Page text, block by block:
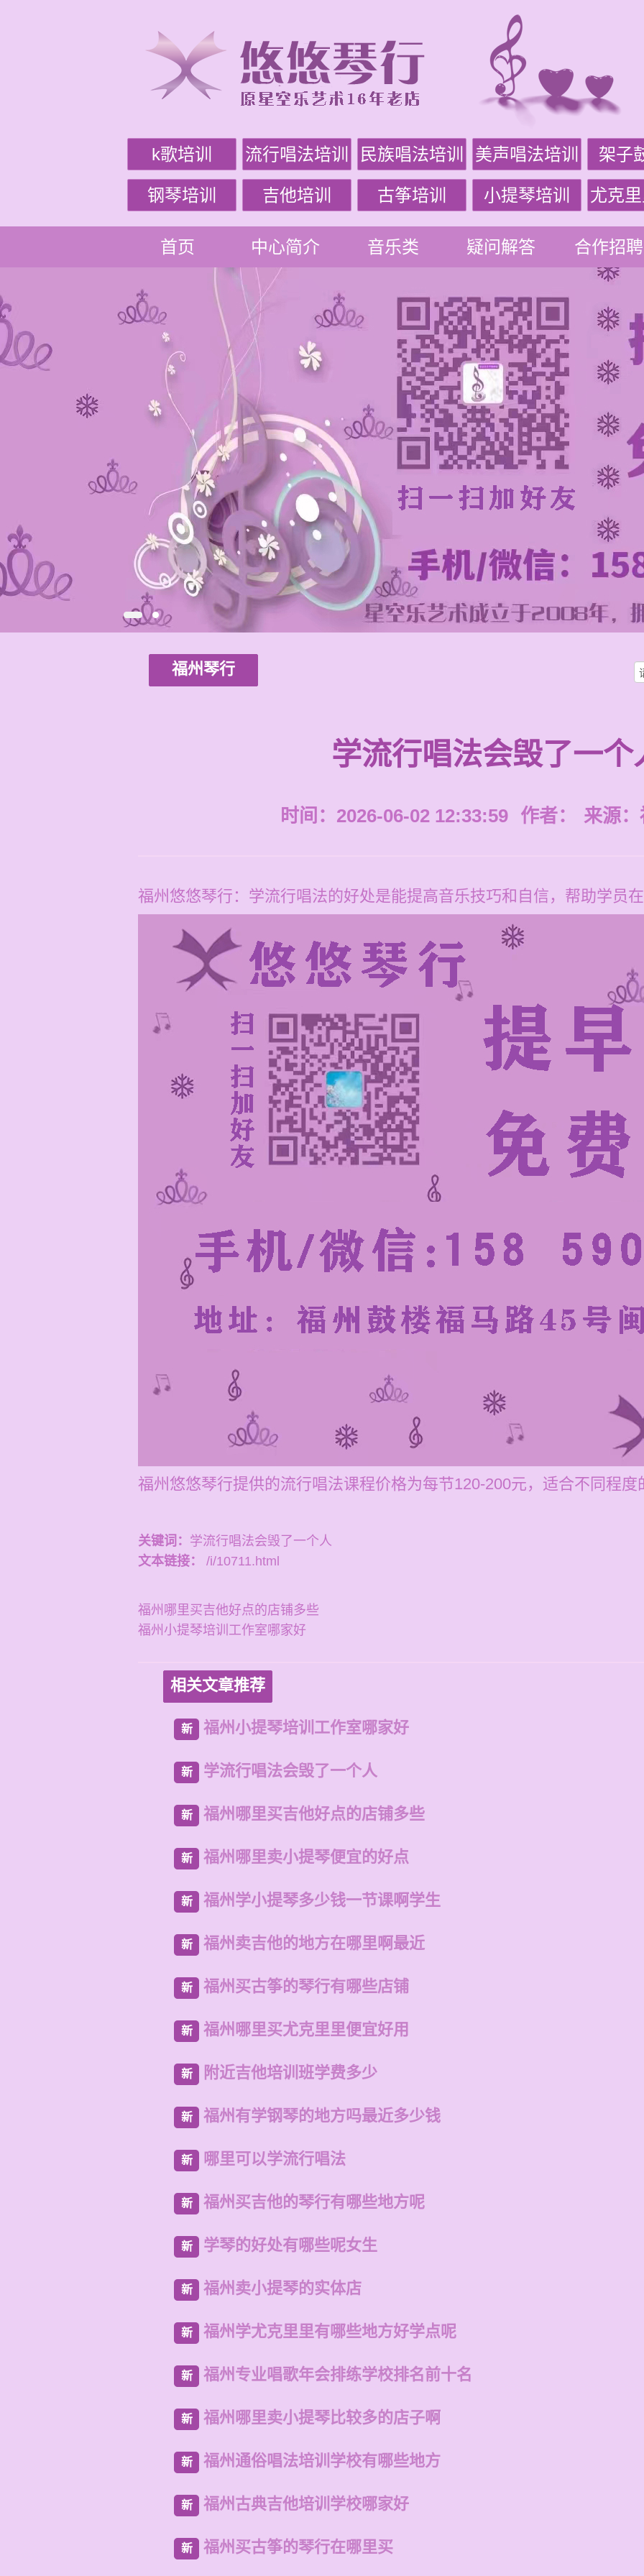
k歌培训 流行唱法培训 民族唱法培训 美声唱法培训 架子
钢琴培训 吉他培训 古筝培训 小提琴培训 尤克
首页 中心简介 音乐类 疑问解答 合作招聘
福州琴行
学流行唱法会毁了一个
时间：2026-06-02 12:33:59 作者： 来源：
福州悠悠琴行：学流行唱法的好处是能提高音乐技巧和自信，帮助学员
福州悠悠琴行提供的流行唱法课程价格为每节120-200元，适合不同程度
关键词： 学流行唱法会毁了一个人
文本链接：
/i/10711.html
福州哪里买吉他好点的店铺多些
福州小提琴培训工作室哪家好
相关文章推荐
新 福州小提琴培训工作室哪家好
新 学流行唱法会毁了一个人
新 福州哪里买吉他好点的店铺多些
新 福州哪里卖小提琴便宜的好点
新 福州学小提琴多少钱一节课啊学生
新 福州卖吉他的地方在哪里啊最近
新 福州买古筝的琴行有哪些店铺
新 福州哪里买尤克里里便宜好用
新 附近吉他培训班学费多少
新 福州有学钢琴的地方吗最近多少钱
新 哪里可以学流行唱法
新 福州买吉他的琴行有哪些地方呢
新 学琴的好处有哪些呢女生
新 福州卖小提琴的实体店
新 福州学尤克里里有哪些地方好学点呢
新 福州专业唱歌年会排练学校排名前十名
新 福州哪里卖小提琴比较多的店子啊
新 福州通俗唱法培训学校有哪些地方
新 福州古典吉他培训学校哪家好
新 福州买古筝的琴行在哪里买